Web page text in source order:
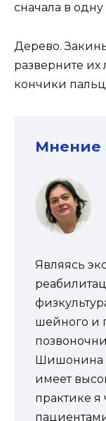
сначала в
Дерево.
разверните
кончики
Мнение
Являясь
шейного и
Шишонина
имеет
практике я